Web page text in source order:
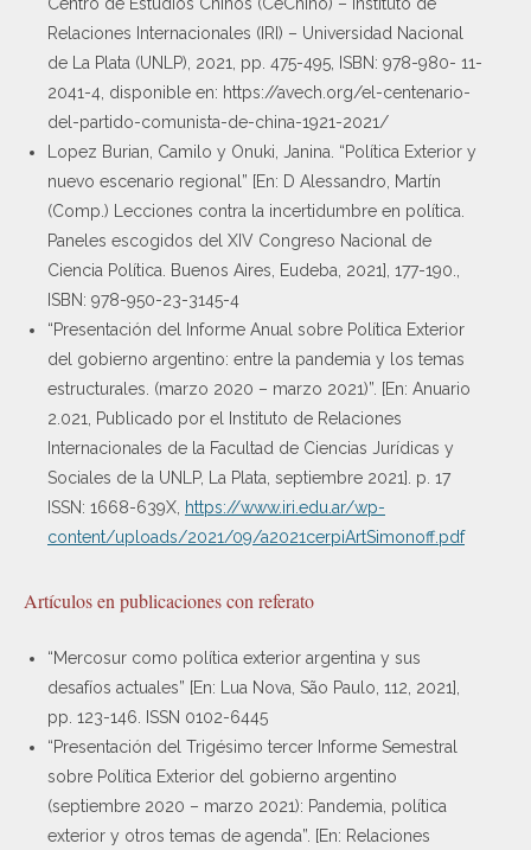
Relaciones Internacionales (IRI) – Universidad Nacional
de La Plata (UNLP), 2021, pp. 475-495, ISBN: 978-980- 11-
2041-4, disponible en: https://avech.org/el-centenario-
del-partido-comunista-de-china-1921-2021/
Lopez Burian, Camilo y Onuki, Janina. “Política Exterior y
nuevo escenario regional” [En: D Alessandro, Martín
(Comp.) Lecciones contra la incertidumbre en política.
Paneles escogidos del XIV Congreso Nacional de
Ciencia Política. Buenos Aires, Eudeba, 2021], 177-190.,
ISBN: 978-950-23-3145-4
“Presentación del Informe Anual sobre Política Exterior
del gobierno argentino: entre la pandemia y los temas
estructurales. (marzo 2020 – marzo 2021)”. [En: Anuario
2.021, Publicado por el Instituto de Relaciones
Internacionales de la Facultad de Ciencias Jurídicas y
Sociales de la UNLP, La Plata, septiembre 2021]. p. 17
ISSN: 1668-639X, https://www.iri.edu.ar/wp-
content/uploads/2021/09/a2021cerpiArtSimonoff.pdf
Artículos en publicaciones con referato
“Mercosur como política exterior argentina y sus
desafíos actuales” [En: Lua Nova, São Paulo, 112, 2021],
pp. 123-146. ISSN 0102-6445
“Presentación del Trigésimo tercer Informe Semestral
sobre Política Exterior del gobierno argentino
(septiembre 2020 – marzo 2021): Pandemia, política
exterior y otros temas de agenda”. [En: Relaciones